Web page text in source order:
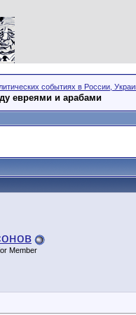
событиях в России,
евреями и арабами
Member